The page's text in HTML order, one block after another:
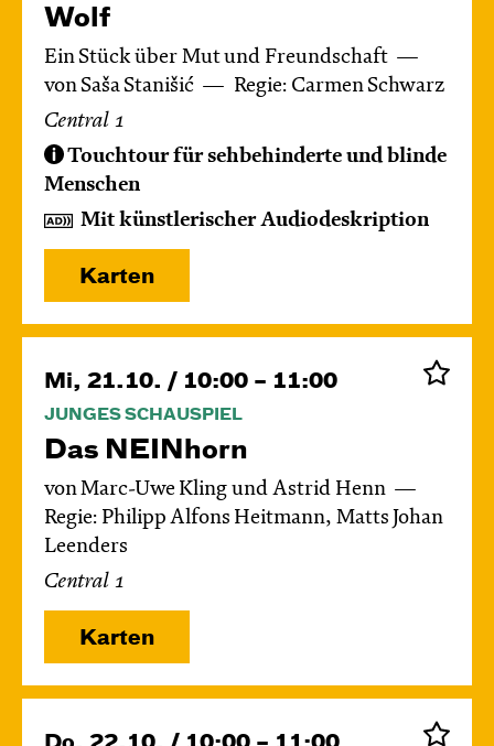
Wolf
Ein Stück über Mut und Freundschaft
von Saša Stanišić
Regie: Carmen Schwarz
Central 1
Touchtour für sehbehinderte und blinde
Menschen
Mit künstlerischer Audiodeskription
Karten
Mi, 21.10. / 10:00 – 11:00
JUNGES SCHAUSPIEL
Das NEIN­horn
von Marc-Uwe Kling und Astrid Henn
Regie: Philipp Alfons Heitmann, Matts Johan
Leenders
Central 1
Karten